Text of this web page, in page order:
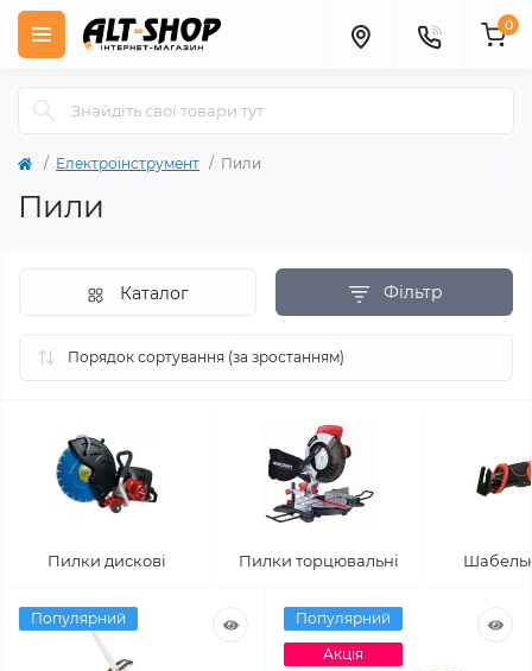
0
Електроінструмент Пили
Пили
Фільтр
Каталог
Пилки дискові Пилки торцювальні
Популярний
Популярний
Акція